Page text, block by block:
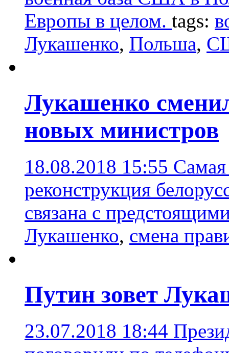
Европы в целом. tags:
Лукашенко, Польша,
Лукашенко
новых министров
18.08.2018 15:55
реконструкция
связана с
Лукашенко, смена
Путин зовет
23.07.2018 18:44